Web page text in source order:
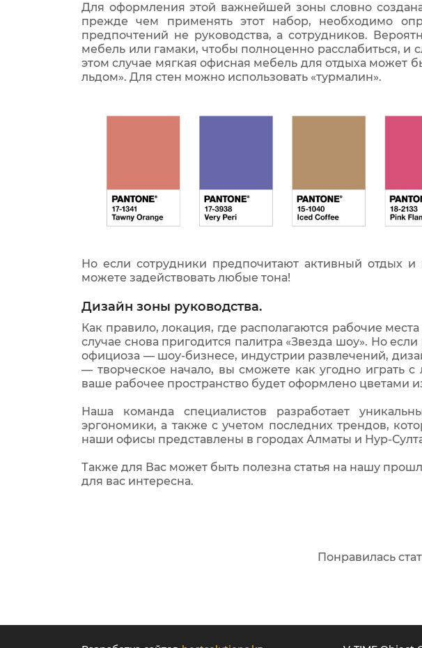
Для оформления этой важнейшей зоны словно
прежде чем применять этот набор, необходимо
предпочтений не руководства, а сотрудников.
мебель или гамаки, чтобы полноценно расслабиться,
этом случае мягкая офисная мебель для отдыха может
льдом». Для стен можно использовать «турмалин».
Но если сотрудники предпочитают активный отдых и
можете задействовать любые тона!
Дизайн зоны руководства.
Как правило, локация, где располагаются рабочие
случае снова пригодится палитра «Звезда шоу». Но
официоза — шоу-бизнесе, индустрии развлечений,
— творческое начало, вы сможете как угодно
ваше рабочее пространство будет оформлено цветами
Наша команда специалистов разработает
эргономики, а также с учетом последних трендов,
наши офисы представлены в городах Алматы и Нур-
Также для Вас может быть полезна статья на нашу
для вас интересна.
Понравилась